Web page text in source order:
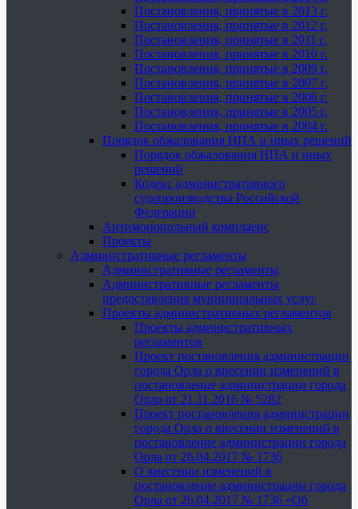
Постановления, принятые в 2013 г.
Постановления, принятые в 2012 г.
Постановления, принятые в 2011 г.
Постановления, принятые в 2010 г.
Постановления, принятые в 2009 г.
Постановления, принятые в 2007 г.
Постановления, принятые в 2006 г.
Постановления, принятые в 2005 г.
Постановления, принятые в 2004 г.
Порядок обжалования НПА и иных решений
Порядок обжалования НПА и иных
решений
Кодекс административного
судопроизводства Российской
Федерации
Антимонопольный комплаенс
Проекты
Административные регламенты
Административные регламенты
Административные регламенты
предоставления муниципальных услуг
Проекты административных регламентов
Проекты административных
регламентов
Проект постановления администрации
города Орла о внесении изменений в
постановление администрации города
Орла от 21.11.2016 № 5282
Проект постановления администрации
города Орла о внесении изменений в
постановление администрации города
Орла от 26.04.2017 № 1736
О внесении изменений в
постановление администрации города
Орла от 26.04.2017 № 1736 «Об